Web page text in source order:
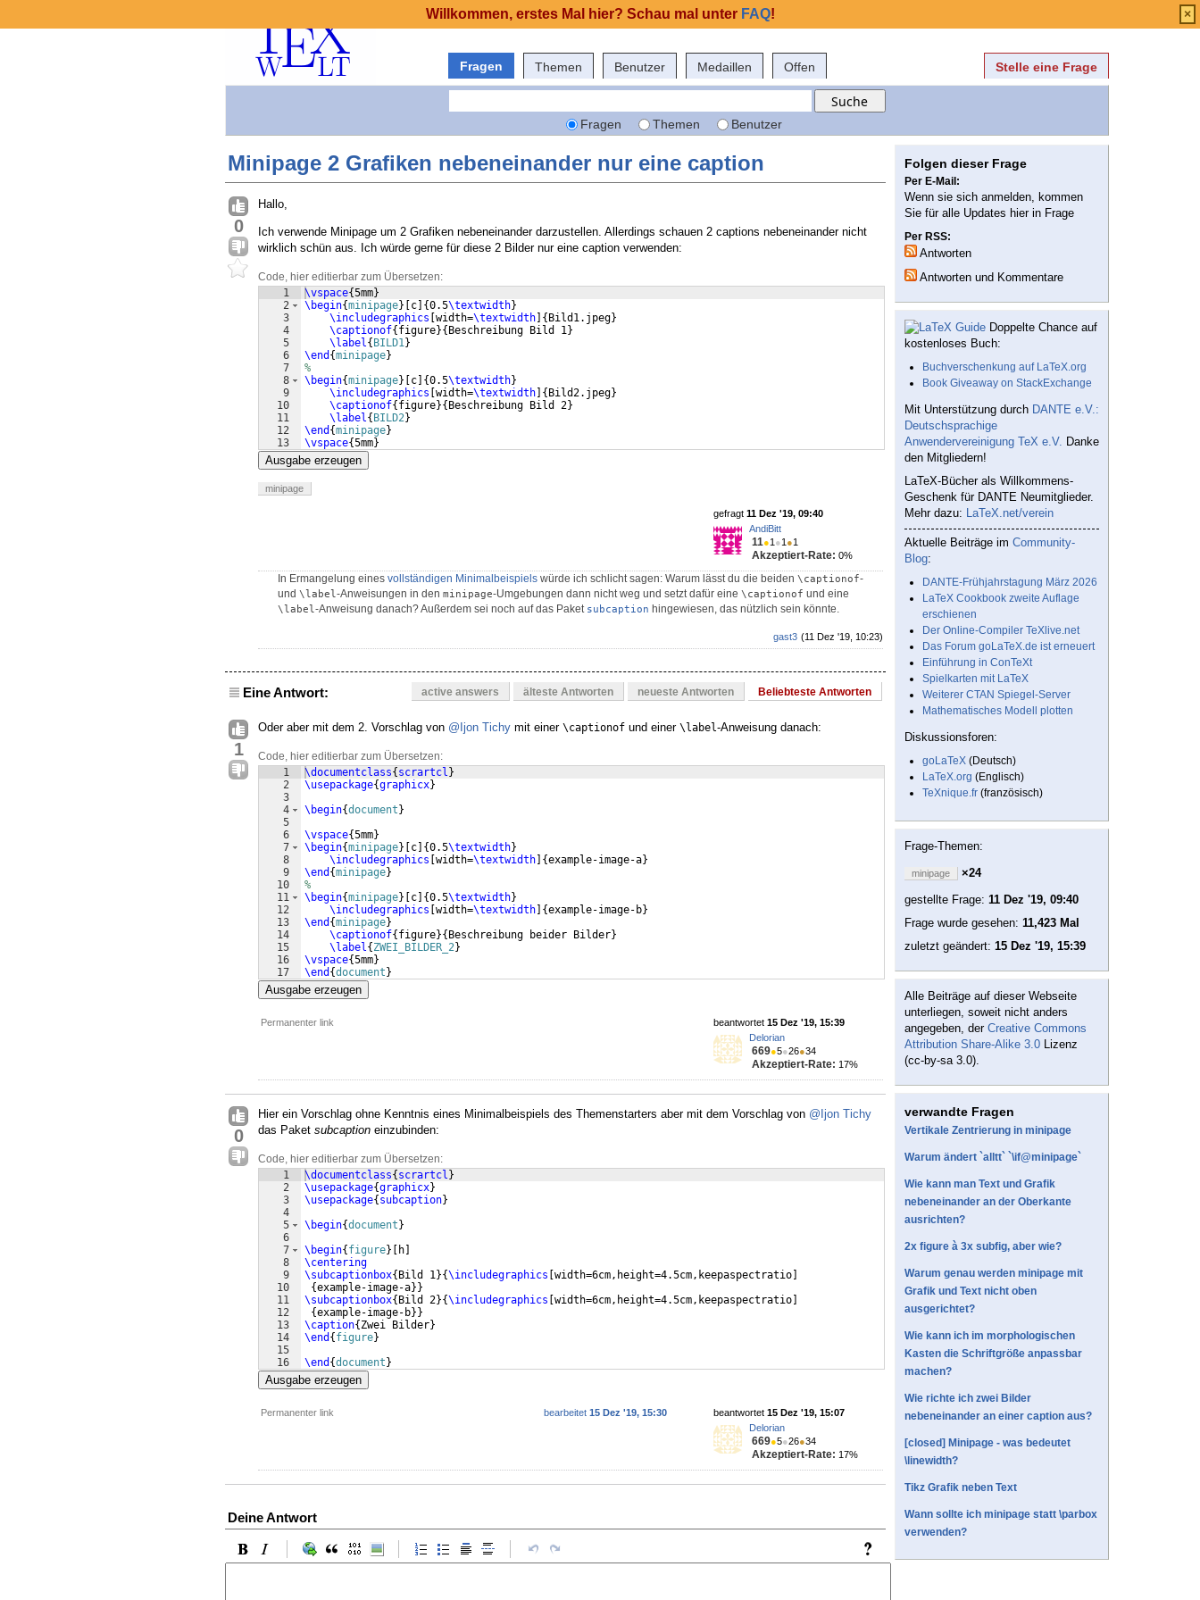
Fragen Themen Benutzer Medaillen Offen Stelle eine Frage
Fragen Themen Benutzer
Minipage 2 Grafiken nebeneinander nur eine caption
0
Hallo,
Ich verwende Minipage um 2 Grafiken nebeneinander darzustellen. Allerdings schauen 2 captions nebeneinander nicht
wirklich schün aus. Ich würde gerne für diese 2 Bilder nur eine caption verwenden:
Code, hier editierbar zum Übersetzen:
1
2
3
4
5
6
7
8
9
10
11
12
13
\vspace{5mm}
\begin{minipage} c {0.5\textwidth}
\includegraphics width=\textwidth { Bild1.jpeg}
\captionof{ figure}{ Beschreibung Bild 1}
\label{ BILD1}
\end {minipage}
%
\begin{minipage} c {0.5\textwidth}
\includegraphics width=\textwidth { Bild2.jpeg}
\captionof{ figure}{ Beschreibung Bild 2}
\label{ BILD2}
\end {minipage}
\vspace{5mm}
Ausgabe erzeugen
minipage
gefragt 11 Dez '19, 09:40
AndiBitt
11●1 ●1 ●1
Akzeptiert-Rate: 0%
In Ermangelung eines vollständigen Minimalbeispiels würde ich schlicht sagen: Warum lässt du die beiden \captionof-
und \label-Anweisungen in den minipage-Umgebungen dann nicht weg und setzt dafür eine \captionof und eine
\label-Anweisung danach? Außerdem sei noch auf das Paket subcaption hingewiesen, das nützlich sein könnte.
(11 Dez '19, 10:23)
gast3
Eine Antwort: active answers älteste Antworten neueste Antworten Beliebteste Antworten
1
Oder aber mit dem 2. Vorschlag von @Ijon Tichy mit einer \captionof und einer \label-Anweisung danach:
Code, hier editierbar zum Übersetzen:
1
2
3
4
5
6
7
8
9
10
11
12
13
14
15
16
17
\documentclass{ scrartcl }
\usepackage{graphicx}
\begin{document }
\vspace{5mm}
\begin{minipage} c {0.5\textwidth}
\includegraphics width=\textwidth {example-image-a}
\end {minipage}
%
\begin{minipage} c {0.5\textwidth}
\includegraphics width=\textwidth {example-image-b}
\end {minipage}
\captionof{ figure}{ Beschreibung beider Bilder}
\label{ ZWEI_BILDER_2}
\vspace{5mm}
\end {document }
Ausgabe erzeugen
Permanenter link beantwortet 15 Dez '19, 15:39
Delorian
669●5●26●34
Akzeptiert-Rate: 17%
0
Hier ein Vorschlag ohne Kenntnis eines Minimalbeispiels des Themenstarters aber mit dem Vorschlag von @Ijon Tichy
das Paket subcaption einzubinden:
Code, hier editierbar zum Übersetzen:
1
2
3
4
5
6
7
8
9
10
11
12
13
14
15
16
\documentclass{ scrartcl }
\usepackage{graphicx}
\usepackage{ subcaption}
\begin{document }
\begin{ figure} h
\centering
\subcaptionbox{ Bild 1}{\includegraphics width=6cm,height=4.5cm,keepaspectratio
{example-image-a}}
\subcaptionbox{ Bild 2}{\includegraphics width=6cm,height=4.5cm,keepaspectratio
{example-image-b}}
\caption{ Zwei Bilder}
\end { figure}
\end {document }
Ausgabe erzeugen
Permanenter link beantwortet 15 Dez '19, 15:07
Delorian
669●5●26●34
Akzeptiert-Rate: 17%
bearbeitet 15 Dez '19, 15:30
Deine Antwort
Folgen dieser Frage
Per E-Mail:
Wenn sie sich anmelden, kommen
Sie für alle Updates hier in Frage
Per RSS:
Antworten
Antworten und Kommentare
Doppelte Chance auf
kostenloses Buch:
Buchverschenkung auf LaTeX.org
Book Giveaway on StackExchange
Mit Unterstützung durch DANTE e.V.:
Deutschsprachige
Anwendervereinigung TeX e.V. Danke
den Mitgliedern!
LaTeX-Bücher als Willkommens-
Geschenk für DANTE Neumitglieder.
Mehr dazu: LaTeX.net/verein
Aktuelle Beiträge im Community-
Blog:
DANTE-Frühjahrstagung März 2026
LaTeX Cookbook zweite Auflage
erschienen
Der Online-Compiler TeXlive.net
Das Forum goLaTeX.de ist erneuert
Einführung in ConTeXt
Spielkarten mit LaTeX
Weiterer CTAN Spiegel-Server
Mathematisches Modell plotten
Diskussionsforen:
goLaTeX (Deutsch)
LaTeX.org (Englisch)
TeXnique.fr (französisch)
Frage-Themen:
minipage
×24
gestellte Frage: 11 Dez '19, 09:40
Frage wurde gesehen: 11,423 Mal
zuletzt geändert: 15 Dez '19, 15:39
Alle Beiträge auf dieser Webseite
unterliegen, soweit nicht anders
angegeben, der Creative Commons
Attribution Share-Alike 3.0 Lizenz
(cc-by-sa 3.0).
verwandte Fragen
Vertikale Zentrierung in minipage
Warum ändert `alltt` `\if@minipage`
Wie kann man Text und Grafik
nebeneinander an der Oberkante
ausrichten?
2x figure à 3x subfig, aber wie?
Warum genau werden minipage mit
Grafik und Text nicht oben
ausgerichtet?
Wie kann ich im morphologischen
Kasten die Schriftgröße anpassbar
machen?
Wie richte ich zwei Bilder
nebeneinander an einer caption aus?
[closed] Minipage - was bedeutet
\linewidth?
Tikz Grafik neben Text
Wann sollte ich minipage statt \parbox
verwenden?
Willkommen, erstes Mal hier? Schau mal unter FAQ! ×